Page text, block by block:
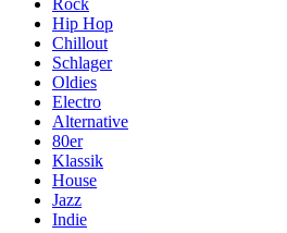
Rock
Hip Hop
Chillout
Schlager
Oldies
Electro
Alternative
80er
Klassik
House
Jazz
Indie